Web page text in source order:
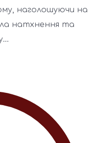
наголошуючи на
натхнення та